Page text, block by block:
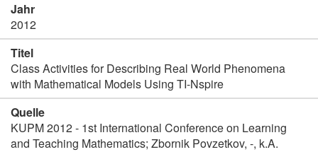
Jahr
2012
Titel
Class Activities for Describing Real World Phenomena
with Mathematical Models Using TI-Nspire
Quelle
KUPM 2012 - 1st International Conference on Learning
and Teaching Mathematics; Zbornik Povzetkov, -, k.A.